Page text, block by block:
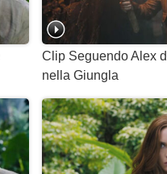
Clip Seguendo Alex
nella Giungla